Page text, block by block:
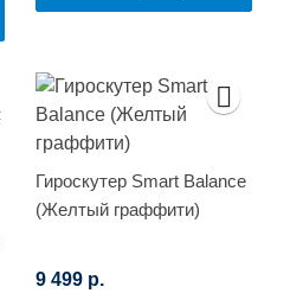
Гироскутер Smart Balance
(Желтый граффити)
9 499 р.